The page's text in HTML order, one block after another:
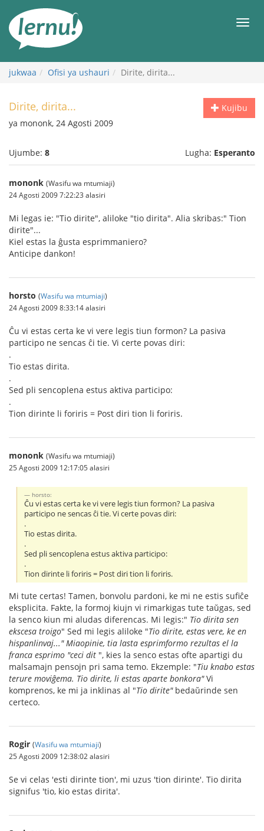
maudhui
jukwaa Ofisi ya ushauri Dirite, dirita...
Kujibu
Dirite, dirita...
ya mononk, 24 Agosti 2009
Ujumbe: 8 Lugha: Esperanto
mononk (Wasifu wa mtumiaji)
24 Agosti 2009 7:22:23 alasiri
Mi legas ie: "Tio dirite", aliloke "tio dirita". Alia skribas:" Tion
dirite"...
Kiel estas la ĝusta esprimmaniero?
Anticipe dankon!
horsto (Wasifu wa mtumiaji)
24 Agosti 2009 8:33:14 alasiri
Ĉu vi estas certa ke vi vere legis tiun formon? La pasiva
participo ne sencas ĉi tie. Vi certe povas diri:
.
Tio estas dirita.
.
Sed pli sencoplena estus aktiva participo:
.
Tion dirinte li foriris = Post diri tion li foriris.
mononk (Wasifu wa mtumiaji)
25 Agosti 2009 12:17:05 alasiri
horsto:
Ĉu vi estas certa ke vi vere legis tiun formon? La pasiva
participo ne sencas ĉi tie. Vi certe povas diri:
.
Tio estas dirita.
.
Sed pli sencoplena estus aktiva participo:
.
Tion dirinte li foriris = Post diri tion li foriris.
Mi tute certas! Tamen, bonvolu pardoni, ke mi ne estis sufiĉe
eksplicita. Fakte, la formoj kiujn vi rimarkigas tute taŭgas, sed
la senco kiun mi aludas diferencas. Mi legis:" Tio dirita sen
ekscesa troigo" Sed mi legis aliloke "Tio dirite, estas vere, ke en
hispanlinvaj..." Miaopinie, tia lasta esprimformo rezultas el la
franca esprimo "ceci dit ", kies la senco estas ofte apartigi du
malsamajn pensojn pri sama temo. Ekzemple: "Tiu knabo estas
terure moviĝema. Tio dirite, li estas aparte bonkora"Vi
komprenos, ke mi ja inklinas al "Tio dirite"bedaŭrinde sen
certeco.
Rogir (Wasifu wa mtumiaji)
25 Agosti 2009 12:38:02 alasiri
Se vi celas 'esti dirinte tion', mi uzus 'tion dirinte'. Tio dirita
signifus 'tio, kio estas dirita'.